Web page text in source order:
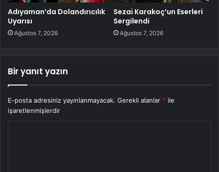
Adıyaman’da Dolandırıcılık
Uyarısı
Ağustos 7, 2026
Sezai Karakoç’un Eserleri
Sergilendi
Ağustos 7, 2026
Bir yanıt yazın
E-posta adresiniz yayınlanmayacak. Gerekli alanlar * ile
işaretlenmişlerdir